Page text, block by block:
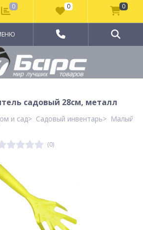
садовый 28см, металл
и сад Садовый инвентарь Малый
(0)
0 0 0